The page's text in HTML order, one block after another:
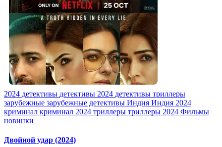
2024 детективы детективы 2024 детективы триллеры
зарубежные зарубежные детективы Индия Индия 2024
криминал криминал 2024 триллеры триллеры 2024 Фильмы
новинки
Двойной удар (2024)